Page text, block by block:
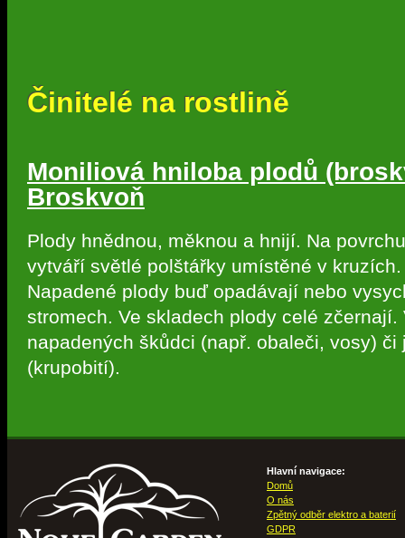
Činitelé na rostlině
Moniliová hniloba plodů
Broskvoň
Plody hnědnou, měknou a hnijí. Na
vytváří světlé polštářky umístěné v kruzích.
Napadené plody buď opadávají nebo
stromech. Ve skladech plody celé
napadených škůdci (např. obaleči, vosy) či
(krupobití).
Hlavní navigace:
Domů
O nás
Zpětný odběr elektro a baterií
GDPR